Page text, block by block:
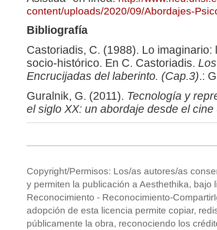
content/uploads/2020/09/Abordajes-
Bibliografía
Castoriadis, C. (1988). Lo
socio-histórico. En C. Castoriadis.
Encrucijadas del laberinto. (Cap.3).:
Guralnik, G. (2011). Tecnología y
el siglo XX: un abordaje desde el
Copyright/Permisos: Los/as autores/as
y permiten la publicación a Aesthethika, bajo
Reconocimiento - Reconocimiento-
adopción de esta licencia permite copiar,
públicamente la obra, reconociendo los